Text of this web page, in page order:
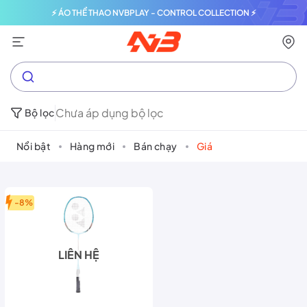
⚡ ÁO THỂ THAO NVBPLAY - CONTROL COLLECTION ⚡
Bộ lọcChưa áp dụng bộ lọc
Nổi bật Hàng mới Bán chạy Giá
-8%
LIÊN HỆ